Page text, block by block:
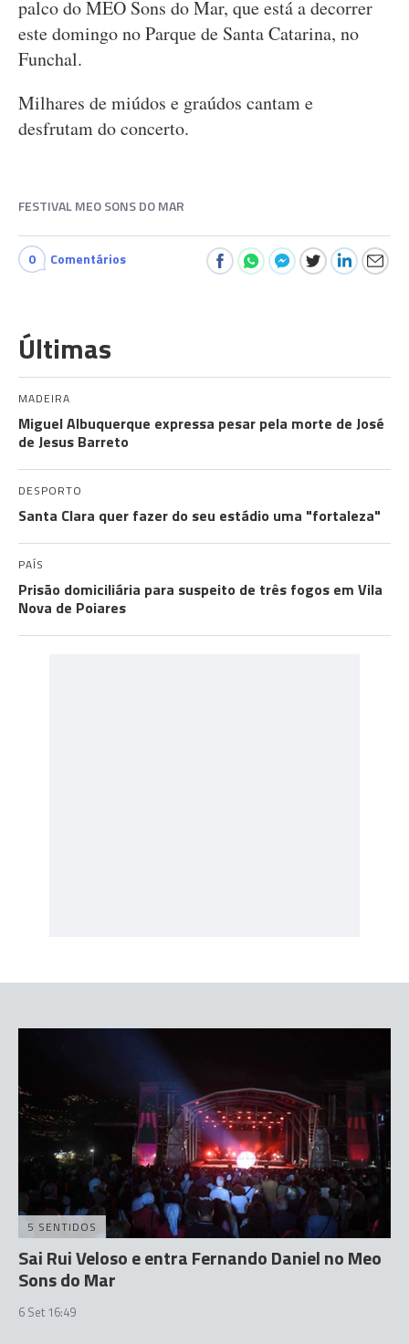
palco do MEO Sons do Mar, que está a decorrer
este domingo no Parque de Santa Catarina, no
Funchal.
Milhares de miúdos e graúdos cantam e
desfrutam do concerto.
FESTIVAL MEO SONS DO MAR
0 Comentários
Últimas
MADEIRA
Miguel Albuquerque expressa pesar pela morte de José
de Jesus Barreto
DESPORTO
Santa Clara quer fazer do seu estádio uma "fortaleza"
PAÍS
Prisão domiciliária para suspeito de três fogos em Vila
Nova de Poiares
5 SENTIDOS
Sai Rui Veloso e entra Fernando Daniel no Meo
Sons do Mar
6 Set 16:49